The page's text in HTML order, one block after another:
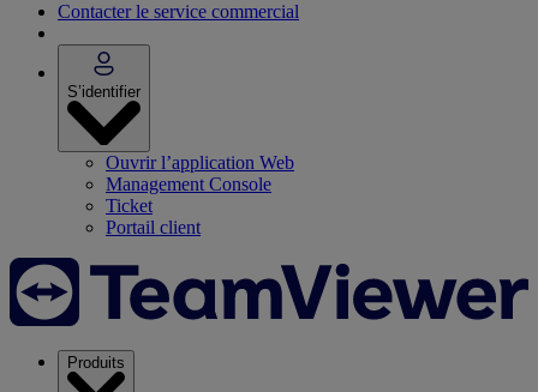
Contacter le service commercial
S’identifier
Ouvrir l’application Web
Management Console
Ticket
Portail client
Produits